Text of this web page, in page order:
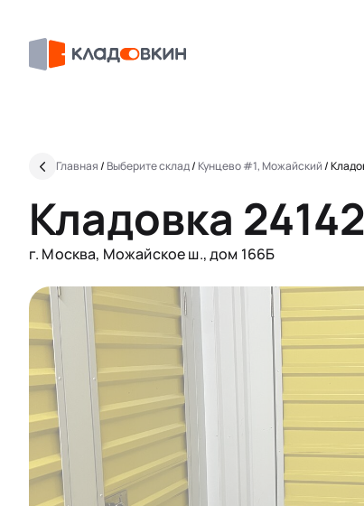
Главная/ Выберите склад/ Кунцево #1, Можайский/
Кладовка 24142
г. Москва, Можайское ш., дом 166Б